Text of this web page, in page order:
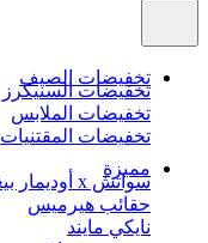
تخفيضات الصيف
تخفيضات السنيكرز
تخفيضات الملابس
تخفيضات المقتنيات
مميزة
سواتش x أوديمار بيغيه
حقائب هيرميس
نايكي مايند